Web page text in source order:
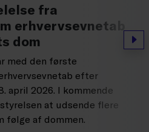
fra
erhvervsevnetab
dom
med den første
efter
april 2026. I kommende
at udsende flere
følge af dommen.